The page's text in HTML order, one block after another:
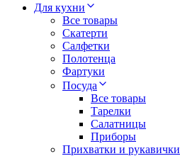
Для кухни
Все товары
Скатерти
Салфетки
Полотенца
Фартуки
Посуда
Все товары
Тарелки
Салатницы
Приборы
Прихватки и рукавички